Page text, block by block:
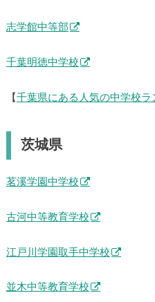
志学館中等部
千葉明徳中学校
【 千葉県にある人気の中学校ラ
茨城県
茗溪学園中学校
古河中等教育学校
江戸川学園取手中学校
並木中等教育学校